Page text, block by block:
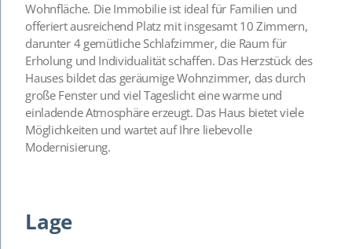
Wohnfläche. Die Immobilie ist ideal für Familien und
offeriert ausreichend Platz mit insgesamt 10 Zimmern,
darunter 4 gemütliche Schlafzimmer, die Raum für
Erholung und Individualität schaffen. Das Herzstück des
Hauses bildet das geräumige Wohnzimmer, das durch
große Fenster und viel Tageslicht eine warme und
einladende Atmosphäre erzeugt. Das Haus bietet viele
Möglichkeiten und wartet auf Ihre liebevolle
Modernisierung.
Lage